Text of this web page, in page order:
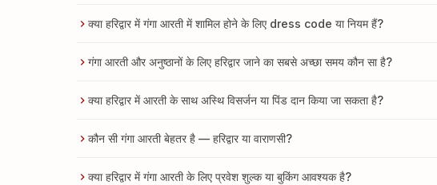
क्या हरिद्वार में गंगा आरती में शामिल होने के लिए dress code या नियम हैं?
गंगा आरती और अनुष्ठानों के लिए हरिद्वार जाने का सबसे अच्छा समय कौन सा है?
क्या हरिद्वार में आरती के साथ अस्थि विसर्जन या पिंड दान किया जा सकता है?
कौन सी गंगा आरती बेहतर है — हरिद्वार या वाराणसी?
क्या हरिद्वार में गंगा आरती के लिए प्रवेश शुल्क या बुकिंग आवश्यक है?